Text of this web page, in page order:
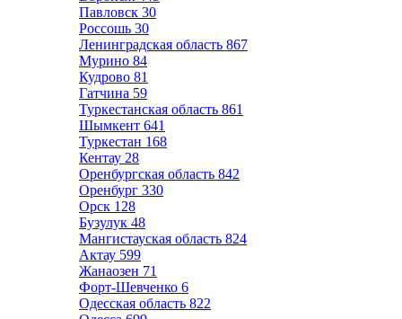
Павловск 30
Россошь 30
Ленинградская область 867
Мурино 84
Кудрово 81
Гатчина 59
Туркестанская область 861
Шымкент 641
Туркестан 168
Кентау 28
Оренбургская область 842
Оренбург 330
Орск 128
Бузулук 48
Мангистауская область 824
Актау 599
Жанаозен 71
Форт-Шевченко 6
Одесская область 822